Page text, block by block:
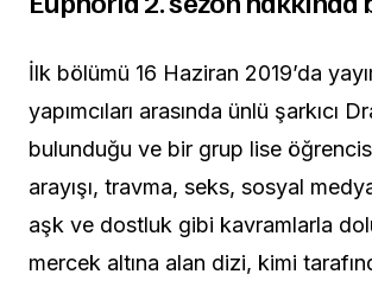
İlk bölümü 16 Haziran 2019’da
yapımcıları arasında ünlü şarkıcı
bulunduğu ve bir grup lise
arayışı, travma, seks, sosyal
aşk ve dostluk gibi kavramlarla
mercek altına alan dizi, kimi